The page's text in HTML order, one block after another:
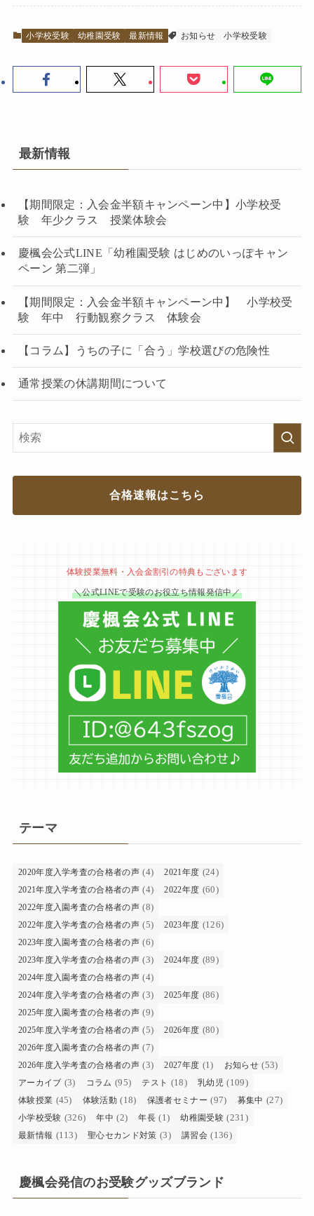
小学校受験 幼稚園受験 最新情報 お知らせ 小学校受験
最新情報
【期間限定：入会金半額キャンペーン中】小学校受
験 年少クラス 授業体験会
慶楓会公式LINE「幼稚園受験 はじめのいっぽキャン
ペーン 第二弾」
【期間限定：入会金半額キャンペーン中】 小学校受
験 年中 行動観察クラス 体験会
【コラム】うちの子に「合う」学校選びの危険性
通常授業の休講期間について
合格速報はこちら
体験授業無料・入会金割引の特典もございます
＼公式LINEで受験のお役立ち情報発信中／
テーマ
2020年度入学考査の合格者の声 (4) 2021年度 (24)
2021年度入学考査の合格者の声 (4) 2022年度 (60)
2022年度入園考査の合格者の声 (8)
2022年度入学考査の合格者の声 (5) 2023年度 (126)
2023年度入園考査の合格者の声 (6)
2023年度入学考査の合格者の声 (3) 2024年度 (89)
2024年度入園考査の合格者の声 (4)
2024年度入学考査の合格者の声 (3) 2025年度 (86)
2025年度入園考査の合格者の声 (9)
2025年度入学考査の合格者の声 (5) 2026年度 (80)
2026年度入園考査の合格者の声 (7)
2026年度入学考査の合格者の声 (3) 2027年度 (1) お知らせ (53)
アーカイブ (3) コラム (95) テスト (18) 乳幼児 (109)
体験授業 (45) 体験活動 (18) 保護者セミナー (97) 募集中 (27)
小学校受験 (326) 年中 (2) 年長 (1) 幼稚園受験 (231)
最新情報 (113) 聖心セカンド対策 (3) 講習会 (136)
慶楓会発信のお受験グッズブランド